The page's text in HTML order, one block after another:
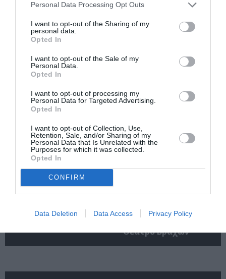
Personal Data Processing Opt Outs
I want to opt-out of the Sharing of my
personal data.
Opted In
I want to opt-out of the Sale of my
Personal Data.
Opted In
I want to opt-out of processing my
Personal Data for Targeted Advertising.
Opted In
I want to opt-out of Collection, Use,
Retention, Sale, and/or Sharing of my
Personal Data that Is Unrelated with the
Purposes for which it was collected.
Opted In
CONFIRM
Data Deletion Data Access Privacy Policy
του Θάνου
Αλεξανδρή σε
σκηνοθεσία
στο Θέατρο
Ολύμπια
Μικρή Προσευχή
στις 3κ46 π.μ., της
Εναλλακτική Σκηνή
ΕΛΣ
«ΖΗΤΩ τα λαϊκά
κορίτσια!», του
στο Θέατρο
επίσκεψη στο έργο
από τον Νίκο
Θέατρο Βράχων